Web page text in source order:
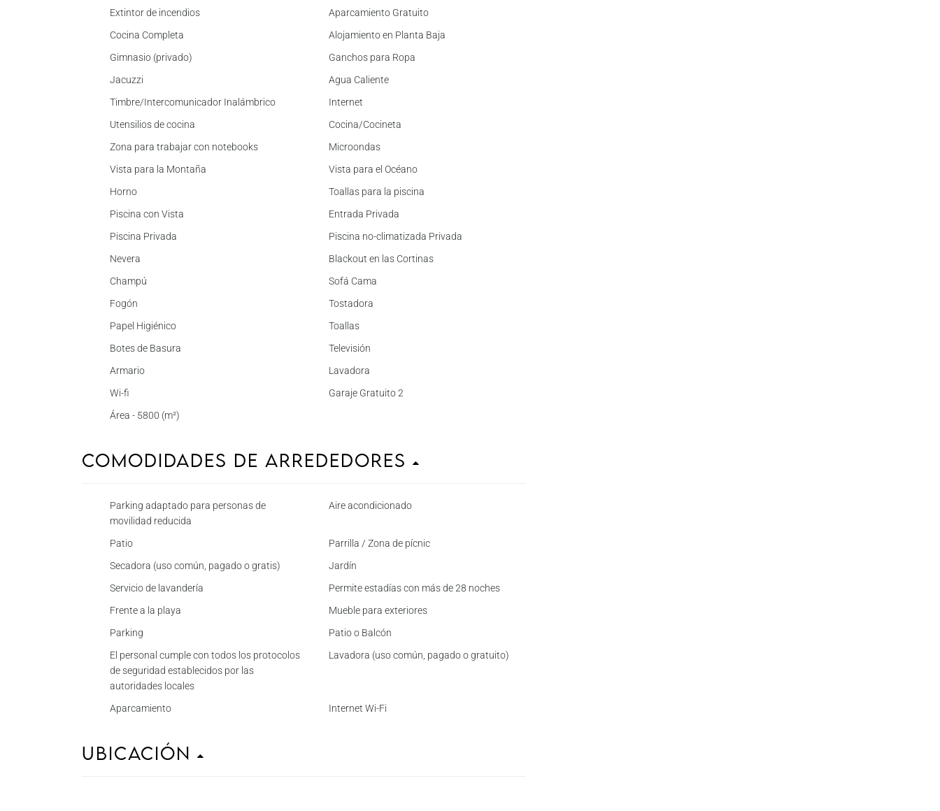
Extintor de incendios
Aparcamiento Gratuito
Cocina Completa
Alojamiento en Planta Baja
Gimnasio (privado)
Ganchos para Ropa
Jacuzzi
Agua Caliente
Timbre/Intercomunicador Inalámbrico
Internet
Utensilios de cocina
Cocina/Cocineta
Zona para trabajar con notebooks
Microondas
Vista para la Montaña
Vista para el Océano
Horno
Toallas para la piscina
Piscina con Vista
Entrada Privada
Piscina Privada
Piscina no-climatizada Privada
Nevera
Blackout en las Cortinas
Champú
Sofá Cama
Fogón
Tostadora
Papel Higiénico
Toallas
Botes de Basura
Televisión
Armario
Lavadora
Wi-fi
Garaje Gratuito 2
Área - 5800 (m²)
Comodidades de Arrededores
Parking adaptado para personas de
movilidad reducida
Aire acondicionado
Patio
Parrilla / Zona de pícnic
Secadora (uso común, pagado o gratis)
Jardín
Servicio de lavandería
Permite estadías con más de 28 noches
Frente a la playa
Mueble para exteriores
Parking
Patio o Balcón
El personal cumple con todos los protocolos
de seguridad establecidos por las
autoridades locales
Lavadora (uso común, pagado o gratuito)
Aparcamiento Internet Wi-Fi
Ubicación